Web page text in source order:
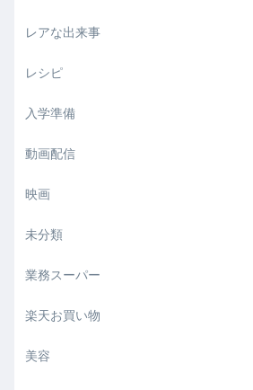
レアな出来事
レシピ
入学準備
動画配信
映画
未分類
業務スーパー
楽天お買い物
美容